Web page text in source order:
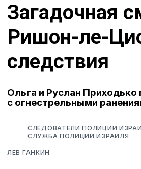
Загадочная
Ришон-ле-
следствия
Ольга и Руслан Приходько
с огнестрельными
СЛЕДОВАТЕЛИ ПОЛИЦИИ
СЛУЖБА ПОЛИЦИИ ИЗРАИЛЯ
ЛЕВ ГАНКИН